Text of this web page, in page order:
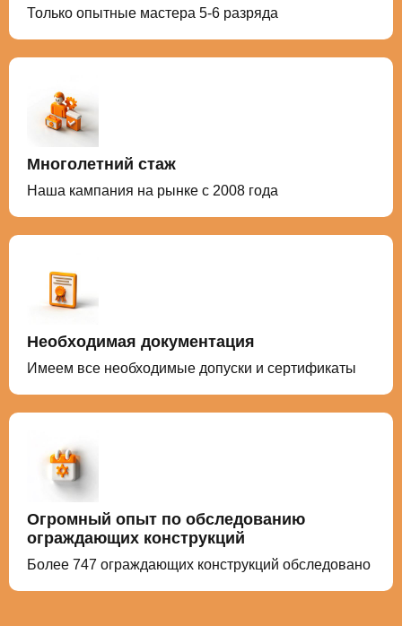
Только опытные мастера 5-6 разряда
Многолетний стаж
Наша кампания на рынке с 2008 года
Необходимая документация
Имеем все необходимые допуски и сертификаты
Огромный опыт по обследованию
ограждающих конструкций
Более 747 ограждающих конструкций обследовано